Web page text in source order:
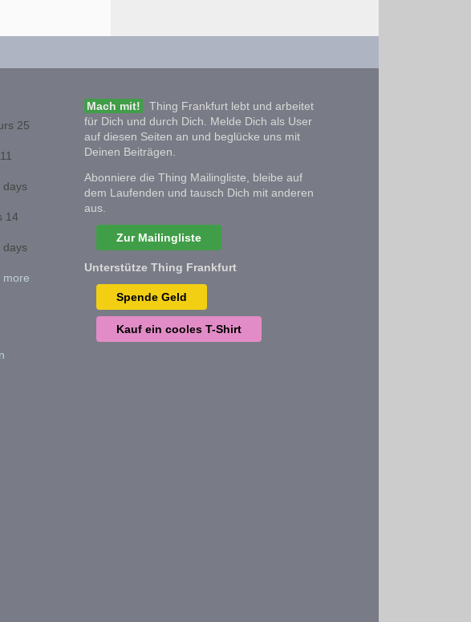
25
days
14
days
more
Mach mit!
Thing Frankfurt lebt und arbeitet
für Dich und durch Dich. Melde Dich als User
auf diesen Seiten an und beglücke uns mit
Deinen Beiträgen.
Abonniere die Thing Mailingliste, bleibe auf
dem Laufenden und tausch Dich mit anderen
aus.
Zur Mailingliste
Unterstütze Thing Frankfurt
Spende Geld
Kauf ein cooles T-Shirt